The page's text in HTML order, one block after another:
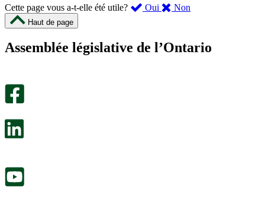
Cette page vous a-t-elle été utile?
Oui ,
été
Non
m’a
Haut de page
Assemblée législative de l’Ontario